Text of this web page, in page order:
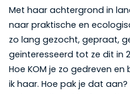
Met haar achtergrond in
naar praktische en
zo lang gezocht, gepraat,
geïnteresseerd tot ze dit in
Hoe KOM je zo gedreven
ik haar. Hoe pak je dat aan?